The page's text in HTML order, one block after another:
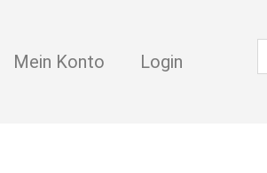
Mein Konto Login